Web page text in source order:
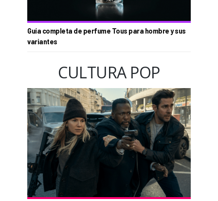
Guía completa de perfume Tous para hombre y sus
variantes
CULTURA POP